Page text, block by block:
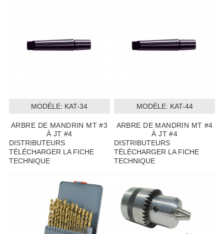
MODÈLE: KAT-34
ARBRE DE MANDRIN MT #3
À JT #4
DISTRIBUTEURS
TÉLÉCHARGER LA FICHE
TECHNIQUE
MODÈLE: KAT-44
ARBRE DE MANDRIN MT #4
À JT #4
DISTRIBUTEURS
TÉLÉCHARGER LA FICHE
TECHNIQUE